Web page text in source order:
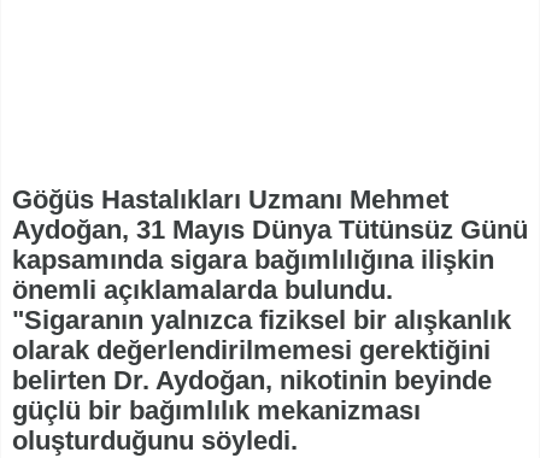
Göğüs Hastalıkları Uzmanı Mehmet
Aydoğan, 31 Mayıs Dünya Tütünsüz Günü
kapsamında sigara bağımlılığına ilişkin
önemli açıklamalarda bulundu.
"Sigaranın yalnızca fiziksel bir alışkanlık
olarak değerlendirilmemesi gerektiğini
belirten Dr. Aydoğan, nikotinin beyinde
güçlü bir bağımlılık mekanizması
oluşturduğunu söyledi.